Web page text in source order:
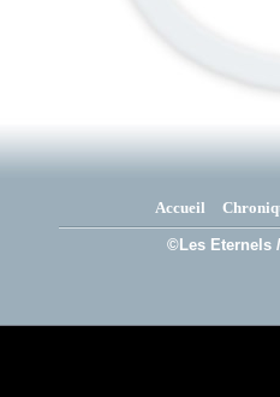
Accueil
©Les Eternels